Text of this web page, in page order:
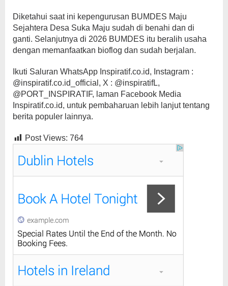
Diketahui saat ini kepengurusan BUMDES Maju
Sejahtera Desa Suka Maju sudah di benahi dan di
ganti. Selanjutnya di 2026 BUMDES itu beralih usaha
dengan memanfaatkan bioflog dan sudah berjalan.
Ikuti Saluran WhatsApp Inspiratif.co.id, Instagram :
@inspiratif.co.id_official, X : @inspiratifL,
@PORT_INSPIRATIF, laman Facebook Media
Inspiratif.co.id, untuk pembaharuan lebih lanjut tentang
berita populer lainnya.
Post Views: 764